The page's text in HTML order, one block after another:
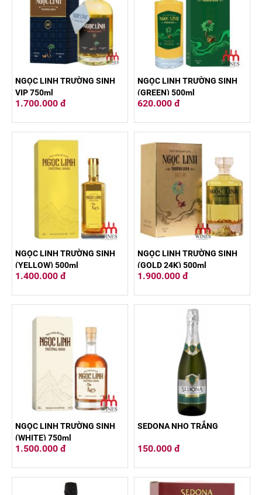
NGỌC LINH TRƯỜNG SINH
VIP 750ml
1.700.000 đ
NGỌC LINH TRƯỜNG SINH
(GREEN) 500ml
620.000 đ
NGỌC LINH TRƯỜNG SINH
(YELLOW) 500ml
1.400.000 đ
NGỌC LINH TRƯỜNG SINH
(GOLD 24K) 500ml
1.900.000 đ
NGỌC LINH TRƯỜNG SINH
(WHITE) 750ml
1.500.000 đ
SEDONA NHO TRẮNG
150.000 đ